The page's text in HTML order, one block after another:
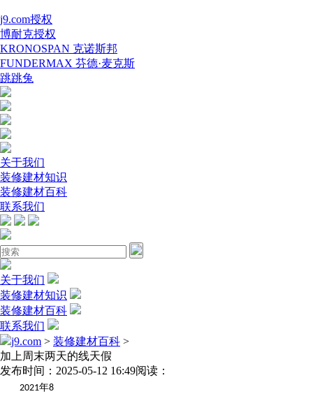
j9.com授权
博耐克授权
KRONOSPAN 克诺斯邦
FUNDERMAX 芬德·麦克斯
跳跳兔
关于我们
装修建材知识
装修建材百科
联系我们
关于我们
装修建材知识
装修建材百科
联系我们
j9.com > 装修建材百科 >
加上周末两天的线天假
发布时间：2025-05-12 16:49阅读：
2021年8